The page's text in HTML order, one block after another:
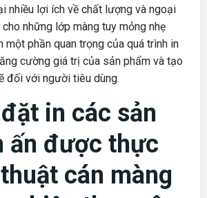
nhiều lợi ích về chất lượng và ngoại
cho những lớp màng tuy mỏng nhẹ
một phần quan trọng của quá trình in
cường giá trị của sản phẩm và tạo
đối với người tiêu dùng.
in các sản
ấn được thực
cán màng